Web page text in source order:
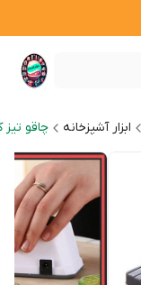
ابزار آشپزخانه چاقو